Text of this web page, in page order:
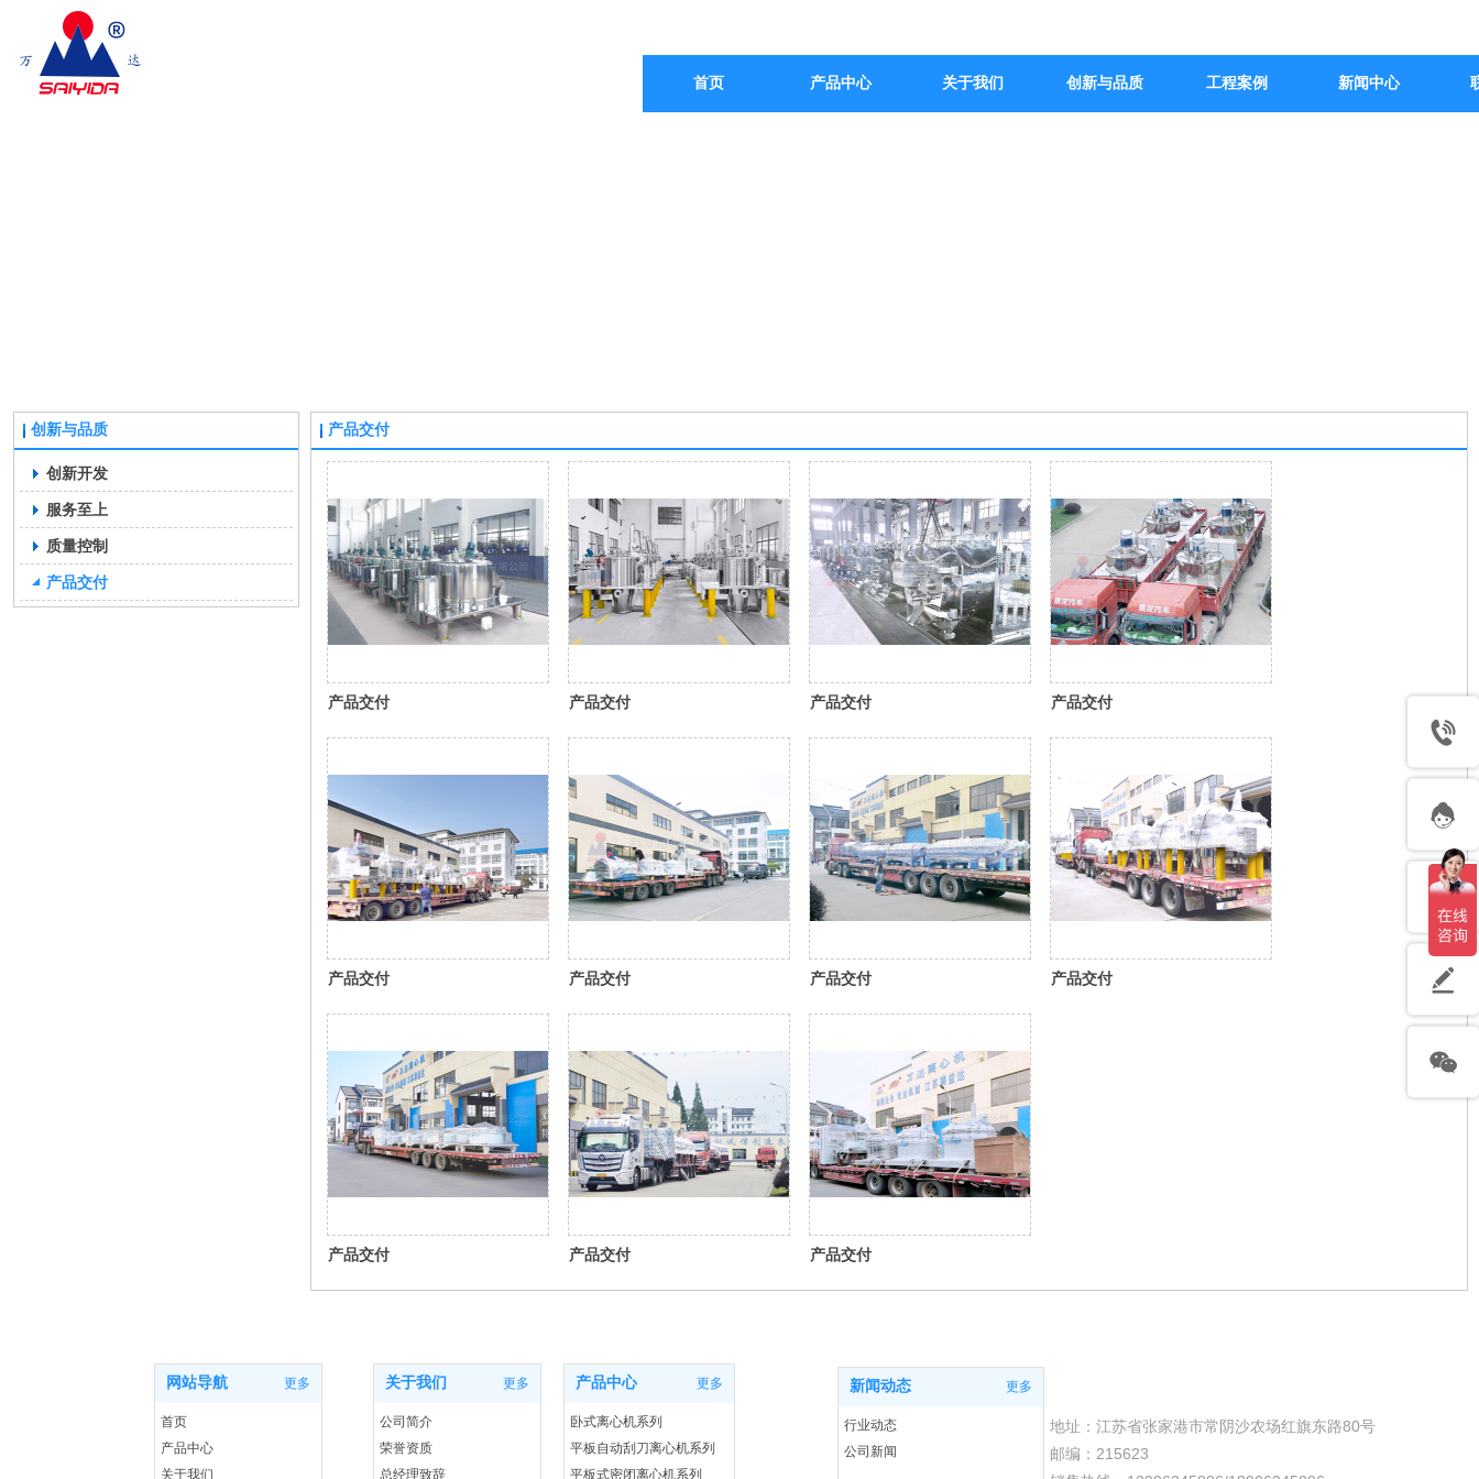
首页 产品中心 关于我们 创新与品质 工程案例 新闻中心
创新与品质
创新开发
服务至上
质量控制
产品交付
产品交付
产品交付 产品交付 产品交付 产品交付
产品交付 产品交付 产品交付 产品交付
产品交付 产品交付 产品交付
关于我们 更多
公司简介
荣誉资质
总经理致辞
产品中心 更多
卧式离心机系列
平板自动刮刀离心机系列
平板式密闭离心机系列
新闻动态 更多
行业动态
公司新闻
网站导航 更多
首页
产品中心
关于我们
地址：江苏省张家港市常阴沙农场红旗东路80号
邮编：215623